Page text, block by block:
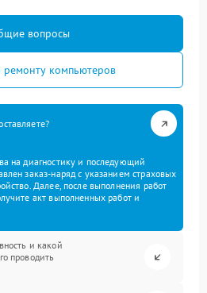
вопросы
ремонту компьютеров
на диагностику и последующий
заказ-наряд с указанием страховых
Далее, после выполнения работ
акт выполненных работ и
и какой
проводить